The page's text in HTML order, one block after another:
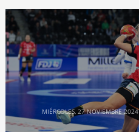
MIÉRCOLES, 27 NOVIEMBRE 2024